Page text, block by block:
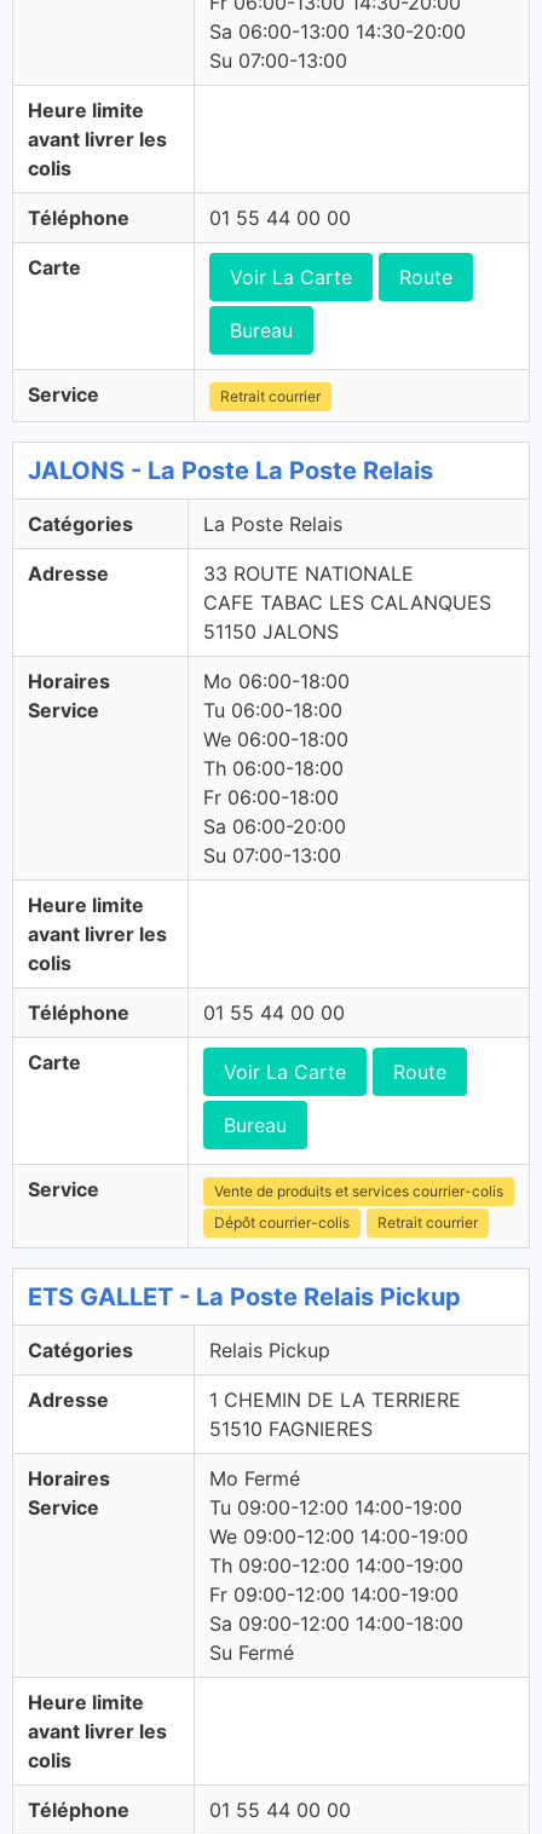
Sa 06:00-13:00 14:30-20:00
Su 07:00-13:00
Heure limite
avant livrer les
colis
Téléphone 01 55 44 00 00
Carte Voir La Carte Route
Bureau
Service Retrait courrier
JALONS - La Poste La Poste Relais
Catégories La Poste Relais
Adresse
33 ROUTE NATIONALE
CAFE TABAC LES CALANQUES
51150 JALONS
Horaires
Service
Mo 06:00-18:00
Tu 06:00-18:00
We 06:00-18:00
Th 06:00-18:00
Fr 06:00-18:00
Sa 06:00-20:00
Su 07:00-13:00
Heure limite
avant livrer les
colis
Téléphone 01 55 44 00 00
Carte Voir La Carte Route
Bureau
Service
Vente de produits et services courrier-colis
Dépôt courrier-colis
Retrait courrier
ETS GALLET - La Poste Relais Pickup
Catégories Relais Pickup
Adresse
1 CHEMIN DE LA TERRIERE
51510 FAGNIERES
Horaires
Service
Mo Fermé
Tu 09:00-12:00 14:00-19:00
We 09:00-12:00 14:00-19:00
Th 09:00-12:00 14:00-19:00
Fr 09:00-12:00 14:00-19:00
Sa 09:00-12:00 14:00-18:00
Su Fermé
Heure limite
avant livrer les
colis
Téléphone 01 55 44 00 00